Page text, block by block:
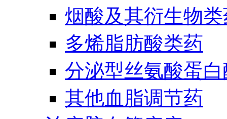
烟酸及其衍生物
多烯脂肪酸类药
分泌型丝氨酸蛋
其他血脂调节药